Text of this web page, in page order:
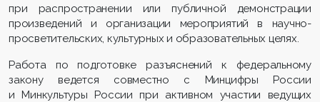
при распространении или публичной демонстрации
произведений и организации мероприятий в научно-
просветительских, культурных и образовательных целях.
Работа по подготовке разъяснений к федеральному
закону ведется совместно с Минцифры России
и Минкультуры России при активном участии ведущих